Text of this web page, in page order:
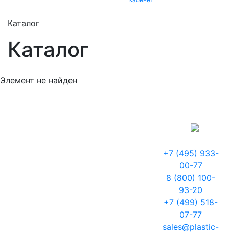
Каталог
Каталог
Элемент не найден
+7 (495) 933-
00-77
8 (800) 100-
93-20
+7 (499) 518-
07-77
sales@plastic-